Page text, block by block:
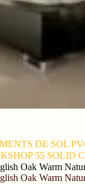
DE SOL
55 SOLID
Oak Warm
Oak Warm